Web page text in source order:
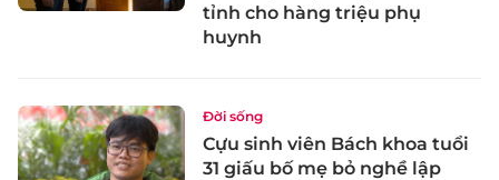
tỉnh cho hàng triệu phụ
huynh
Đời sống
Cựu sinh viên Bách khoa tuổi
31 giấu bố mẹ bỏ nghề lập